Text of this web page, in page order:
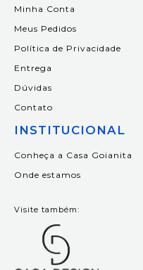
Minha Conta
Meus Pedidos
Política de Privacidade
Entrega
Dúvidas
Contato
INSTITUCIONAL
Conheça a Casa Goianita
Onde estamos
Visite também: